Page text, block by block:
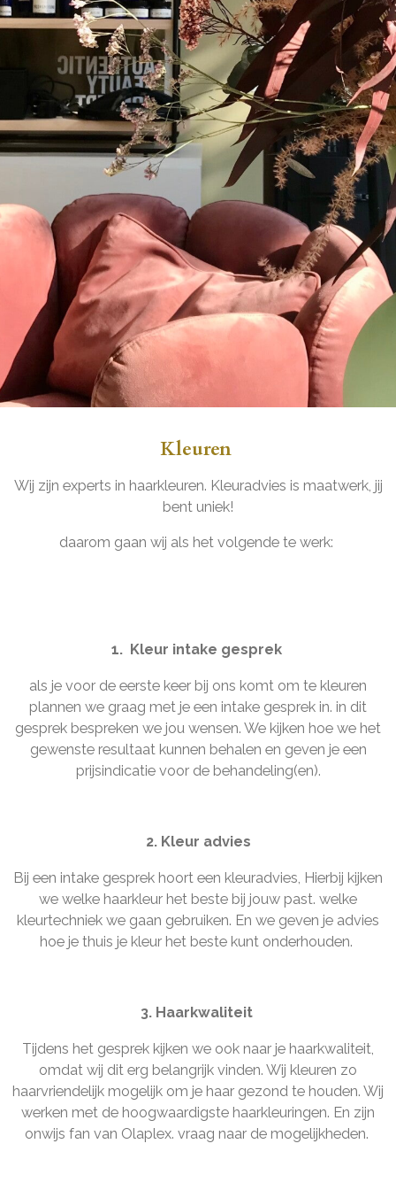
Kleuren
Wij zijn experts in haarkleuren. Kleuradvies is maatwerk, jij
bent uniek!
daarom gaan wij als het volgende te werk:
1. Kleur intake gesprek
als je voor de eerste keer bij ons komt om te kleuren
plannen we graag met je een intake gesprek in. in dit
gesprek bespreken we jou wensen. We kijken hoe we het
gewenste resultaat kunnen behalen en geven je een
prijsindicatie voor de behandeling(en).
2. Kleur advies
Bij een intake gesprek hoort een kleuradvies, Hierbij kijken
we welke haarkleur het beste bij jouw past. welke
kleurtechniek we gaan gebruiken. En we geven je advies
hoe je thuis je kleur het beste kunt onderhouden.
3. Haarkwaliteit
Tijdens het gesprek kijken we ook naar je haarkwaliteit,
omdat wij dit erg belangrijk vinden. Wij kleuren zo
haarvriendelijk mogelijk om je haar gezond te houden. Wij
werken met de hoogwaardigste haarkleuringen. En zijn
onwijs fan van Olaplex. vraag naar de mogelijkheden.